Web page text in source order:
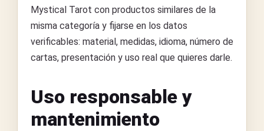
Mystical Tarot con productos similares de la
misma categoría y fijarse en los datos
verificables: material, medidas, idioma, número de
cartas, presentación y uso real que quieres darle.
Uso responsable y
mantenimiento